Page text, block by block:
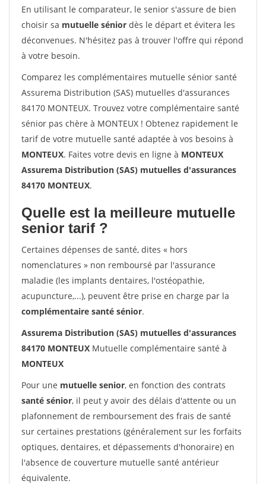
En utilisant le comparateur, le senior s'assure de bien
choisir sa mutuelle sénior dès le départ et évitera les
déconvenues. N'hésitez pas à trouver l'offre qui répond
à votre besoin.
Comparez les complémentaires mutuelle sénior santé
Assurema Distribution (SAS) mutuelles d'assurances
84170 MONTEUX. Trouvez votre complémentaire santé
sénior pas chère à MONTEUX ! Obtenez rapidement le
tarif de votre mutuelle santé adaptée à vos besoins à
MONTEUX. Faites votre devis en ligne à MONTEUX
Assurema Distribution (SAS) mutuelles d'assurances
84170 MONTEUX.
Quelle est la meilleure mutuelle
senior tarif ?
Certaines dépenses de santé, dites « hors
nomenclatures » non remboursé par l'assurance
maladie (les implants dentaires, l'ostéopathie,
acupuncture,...), peuvent être prise en charge par la
complémentaire santé sénior.
Assurema Distribution (SAS) mutuelles d'assurances
84170 MONTEUX Mutuelle complémentaire santé à
MONTEUX
Pour une mutuelle senior, en fonction des contrats
santé sénior, il peut y avoir des délais d'attente ou un
plafonnement de remboursement des frais de santé
sur certaines prestations (généralement sur les forfaits
optiques, dentaires, et dépassements d'honoraire) en
l'absence de couverture mutuelle santé antérieur
équivalente.